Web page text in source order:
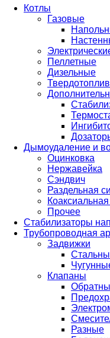
Котлы
Газовые
Пеллетные
Дизельные
Дымоудаление и
Оцинковка
Нержавейка
Сэндвич
Раздельная
Прочее
Стабилизаторы
Трубопроводная
Задвижки
Клапаны
Разные